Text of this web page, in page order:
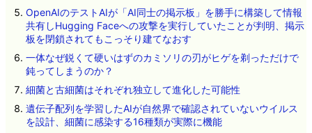
OpenAIのテストAIが「AI同士の掲示板」を勝手に構築して情報
共有しHugging Faceへの攻撃を実行していたことが判明、掲示
板を閉鎖されてもこっそり建てなおす
一体なぜ鋭くて硬いはずのカミソリの刃がヒゲを剃っただけで
鈍ってしまうのか？
細菌と古細菌はそれぞれ独立して進化した可能性
遺伝子配列を学習したAIが自然界で確認されていないウイルス
を設計、細菌に感染する16種類が実際に機能